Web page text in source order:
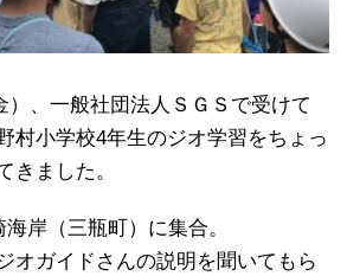
）、一般社団法人ＳＧＳで受けて
村小学校4年生のジオ学習をちょっ
きました。
岸（三瓶町）に集合。
オガイドさんの説明を聞いてもら